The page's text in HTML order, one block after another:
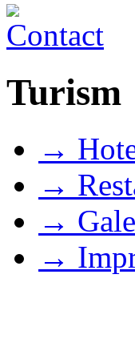
Turism
→
→
→
→